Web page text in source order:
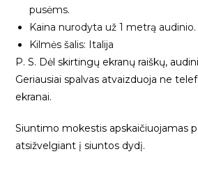
pusėms.
Kaina nurodyta už 1 metrą audinio.
Kilmės šalis: Italija
P. S. Dėl skirtingų ekranų raiškų,
Geriausiai spalvas atvaizduoja ne
ekranai.
Siuntimo mokestis apskaičiuojamas
atsižvelgiant į siuntos dydį.